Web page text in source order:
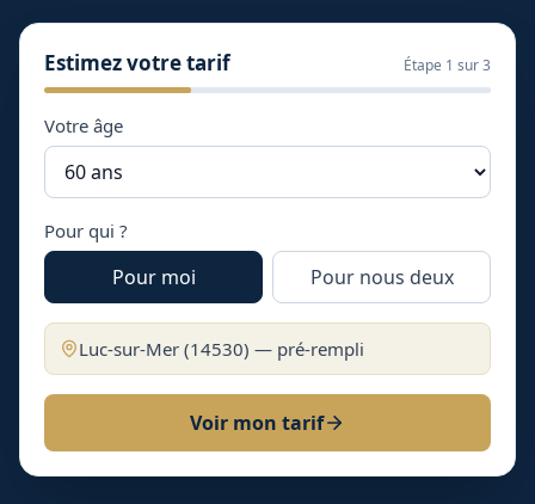
Estimez votre tarif Étape 1 sur 3
Votre âge
Pour qui ?
Pour moi Pour nous deux
Luc-sur-Mer (14530) — pré-rempli
Voir mon tarif